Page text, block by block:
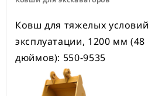
оборудования.
В наличии
специальные
быстрой
Ковш для тяжелых условий
эксплуатации, 1200 мм (48
дюймов): 550-9535